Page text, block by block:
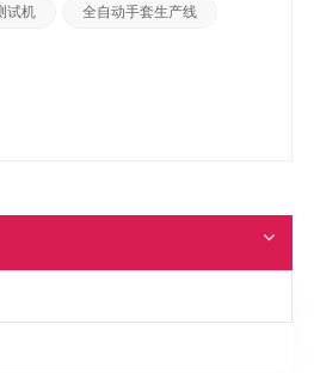
成果。了解这些手套的工作原
试机 全自动手套生产线